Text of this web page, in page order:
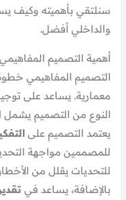
سنلتقي بأهميته وكيف
والداخلي أفضل.
أهمية التصميم
التصميم المفاهيمي
معمارية. يساعد على
النوع من التصميم يشمل
يعتمد التصميم على
للمصممين مواجهة
للتحديات يقلل من
بالإضافة، يساعد في